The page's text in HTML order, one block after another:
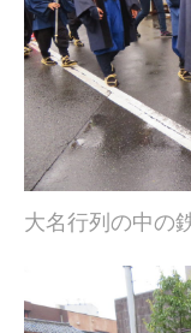
大名行列の中の